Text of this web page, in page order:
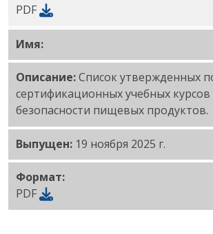
PDF
Имя:Поставщики учебных
Описание:Список утвержденных
сертификационных учебных курсов
безопасности пищевых продуктов.
Выпущен: 19 ноября 2025 г.
Формат:
PDF